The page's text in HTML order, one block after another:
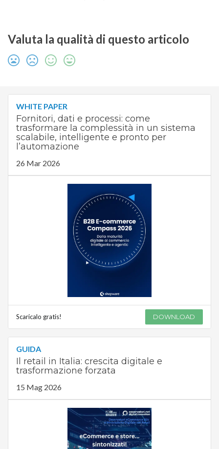
Valuta la qualità di questo articolo
WHITE PAPER
Fornitori, dati e processi: come
trasformare la complessità in un sistema
scalabile, intelligente e pronto per
l’automazione
26 Mar 2026
Scaricalo gratis! DOWNLOAD
GUIDA
Il retail in Italia: crescita digitale e
trasformazione forzata
15 Mag 2026